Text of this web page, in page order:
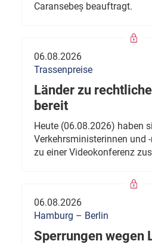
Caransebeș beauftragt.
06.08.2026
Trassenpreise
Länder zu
bereit
Heute (06.08.2026) haben
Verkehrsministerinnen und
zu einer Videokonferenz
06.08.2026
Hamburg – Berlin
Sperrungen wegen